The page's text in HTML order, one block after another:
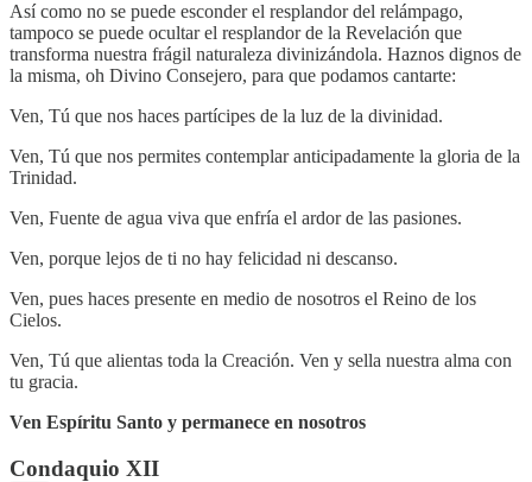
Así como no se puede esconder el resplandor del relámpago,
tampoco se puede ocultar el resplandor de la Revelación que
transforma nuestra frágil naturaleza divinizándola. Haznos dignos de
la misma, oh Divino Consejero, para que podamos cantarte:
Ven, Tú que nos haces partícipes de la luz de la divinidad.
Ven, Tú que nos permites contemplar anticipadamente la gloria de la
Trinidad.
Ven, Fuente de agua viva que enfría el ardor de las pasiones.
Ven, porque lejos de ti no hay felicidad ni descanso.
Ven, pues haces presente en medio de nosotros el Reino de los
Cielos.
Ven, Tú que alientas toda la Creación. Ven y sella nuestra alma con
tu gracia.
Ven Espíritu Santo y permanece en nosotros
Condaquio XII